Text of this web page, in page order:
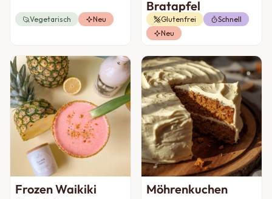
Vegetarisch Neu
Bratapfel
Glutenfrei
Schnell
Neu
Frozen Waikiki
Möhrenkuchen